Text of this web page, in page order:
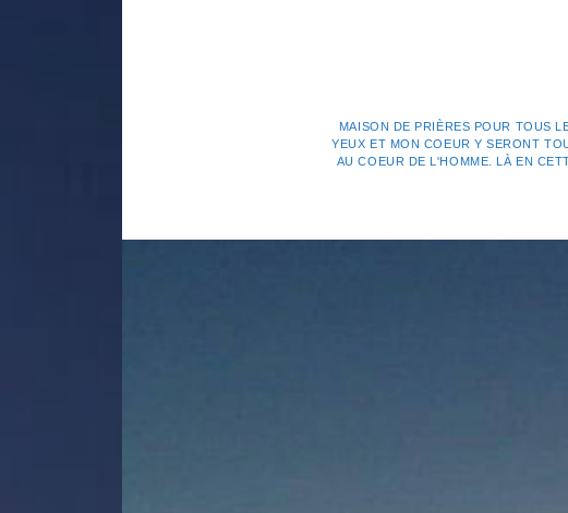
MAISON DE PRIÈRES POUR TOUS
YEUX ET MON COEUR Y SERONT
AU COEUR DE L'HOMME. LÀ EN